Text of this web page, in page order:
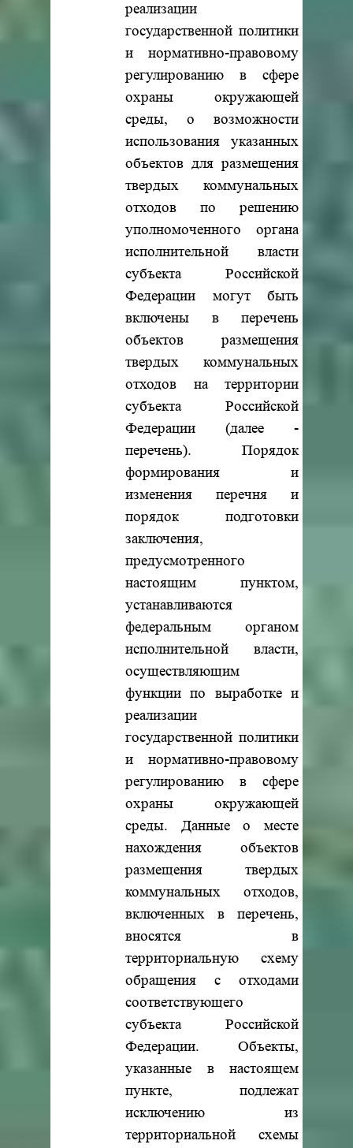
реализации
государственной политики
и нормативно-правовому
регулированию в сфере
охраны окружающей
среды, о возможности
использования указанных
объектов для размещения
твердых коммунальных
отходов по решению
уполномоченного органа
исполнительной власти
субъекта Российской
Федерации могут быть
включены в перечень
объектов размещения
твердых коммунальных
отходов на территории
субъекта Российской
Федерации (далее -
перечень). Порядок
формирования и
изменения перечня и
порядок подготовки
заключения,
предусмотренного
настоящим пунктом,
устанавливаются
федеральным органом
исполнительной власти,
осуществляющим
функции по выработке и
реализации
государственной политики
и нормативно-правовому
регулированию в сфере
охраны окружающей
среды. Данные о месте
нахождения объектов
размещения твердых
коммунальных отходов,
включенных в перечень,
вносятся в
территориальную схему
обращения с отходами
соответствующего
субъекта Российской
Федерации. Объекты,
указанные в настоящем
пункте, подлежат
исключению из
территориальной схемы